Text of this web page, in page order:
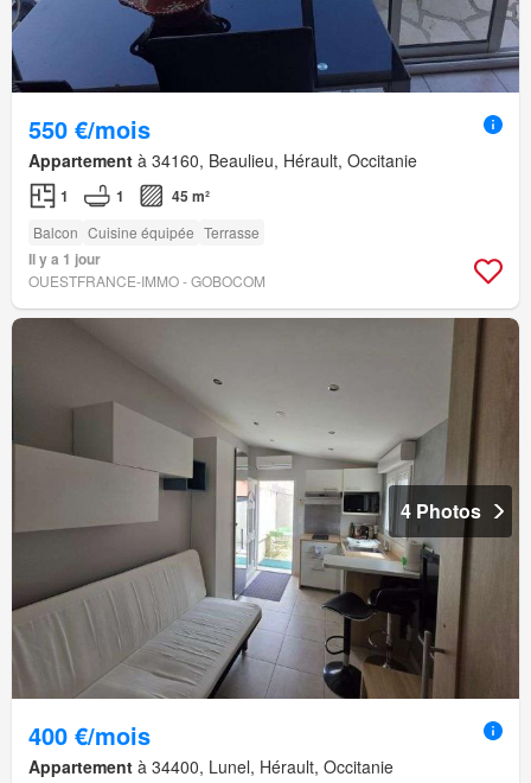
550 €/mois
Appartement à 34160, Beaulieu, Hérault, Occitanie
1 1 45 m²
Balcon Cuisine équipée Terrasse
Il y a 1 jour
OUESTFRANCE-IMMO - GOBOCOM
4 Photos
400 €/mois
Appartement à 34400, Lunel, Hérault, Occitanie